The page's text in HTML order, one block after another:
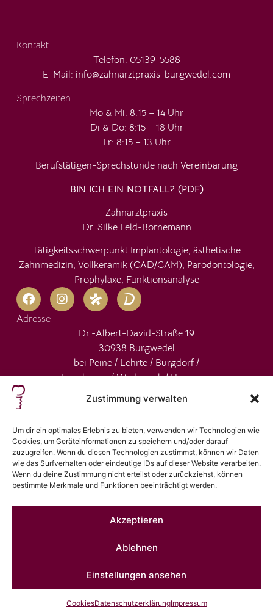
Zustimmung verwalten
Um dir ein optimales Erlebnis zu bieten, verwenden wir Technologien wie
Cookies, um Geräteinformationen zu speichern und/oder darauf
zuzugreifen. Wenn du diesen Technologien zustimmst, können wir Daten
wie das Surfverhalten oder eindeutige IDs auf dieser Website verarbeiten.
Wenn du deine Zustimmung nicht erteilst oder zurückziehst, können
bestimmte Merkmale und Funktionen beeinträchtigt werden.
Akzeptieren
Ablehnen
Einstellungen ansehen
CookiesDatenschutzerklärungImpressum
Zahnarztpraxis
Dr. Silke Feld-Bornemann
Tätigkeitsschwerpunkt Implantologie, ästhetische
Zahnmedizin, Vollkeramik (CAD/CAM), Parodontologie,
Prophylaxe, Funktionsanalyse
Adresse
Dr.-Albert-David-Straße 19
30938 Burgwedel
bei Peine / Lehrte / Burgdorf /
Isernhagen / Wedemark / Hannover
Kontakt
Telefon: 05139-5588
E-Mail: info@zahnarztpraxis-burgwedel.com
Sprechzeiten
Mo & Mi: 8:15 – 14 Uhr
Di & Do: 8:15 – 18 Uhr
Fr: 8:15 – 13 Uhr
Berufstätigen-Sprechstunde nach Vereinbarung
BIN ICH EIN NOTFALL? (PDF)
Impressum|Datenschutz|Gender Disclaimer|Cookie-